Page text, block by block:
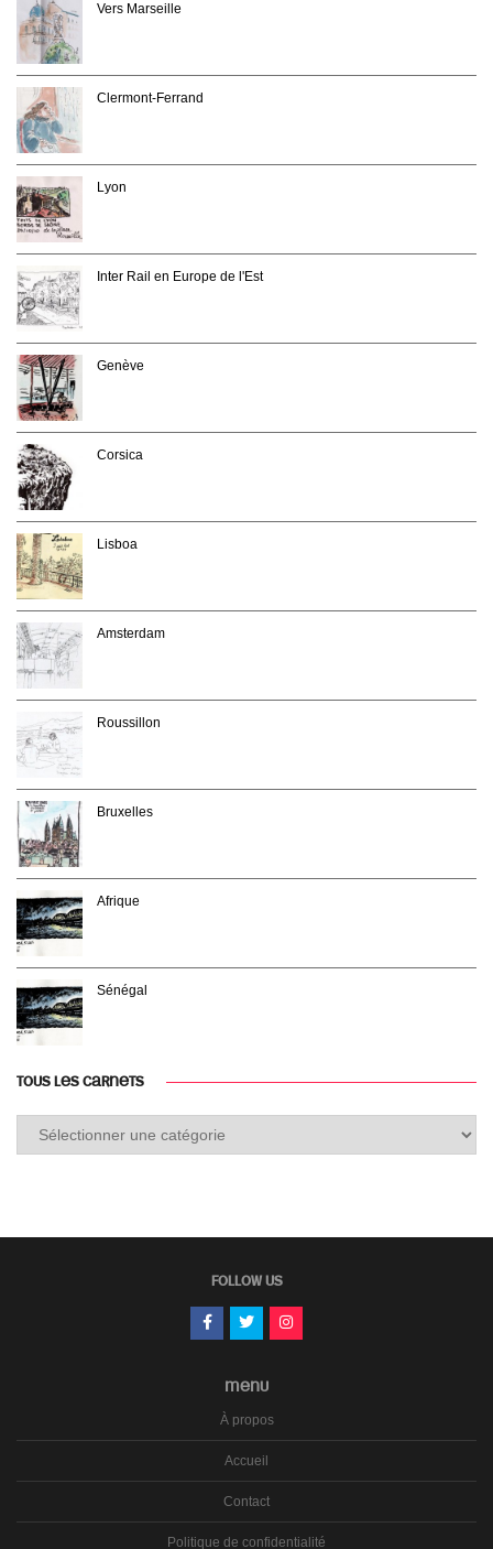
Vers Marseille
Clermont-Ferrand
Lyon
Inter Rail en Europe de l'Est
Genève
Corsica
Lisboa
Amsterdam
Roussillon
Bruxelles
Afrique
Sénégal
TOUS LES CARNETS
FOLLOW US
MENU
À propos
Accueil
Contact
Politique de confidentialité